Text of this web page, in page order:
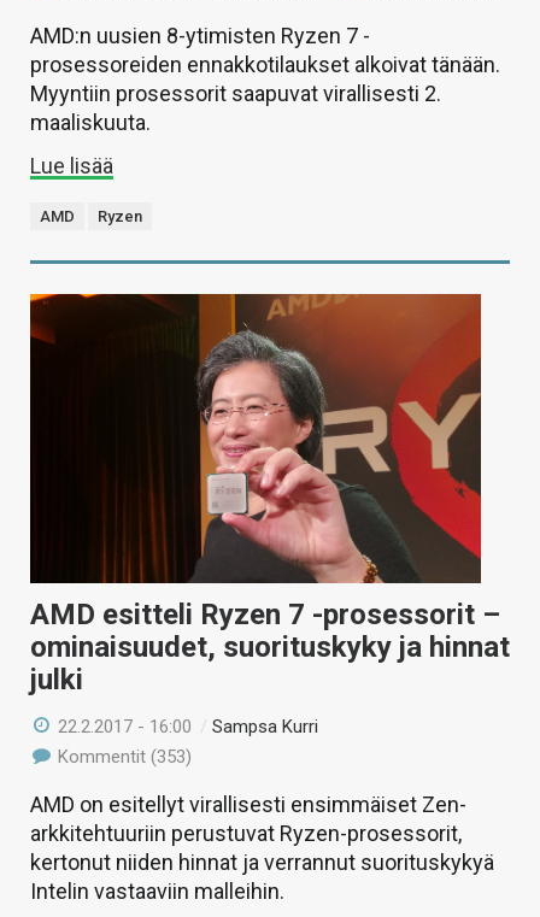
AMD:n uusien 8-ytimisten Ryzen 7 -
prosessoreiden ennakkotilaukset alkoivat tänään.
Myyntiin prosessorit saapuvat virallisesti 2.
maaliskuuta.
Lue lisää
AMD Ryzen
AMD esitteli Ryzen 7 -prosessorit –
ominaisuudet, suorituskyky ja hinnat
julki
22.2.2017 - 16:00 /Sampsa Kurri
Kommentit (353)
AMD on esitellyt virallisesti ensimmäiset Zen-
arkkitehtuuriin perustuvat Ryzen-prosessorit,
kertonut niiden hinnat ja verrannut suorituskykyä
Intelin vastaaviin malleihin.